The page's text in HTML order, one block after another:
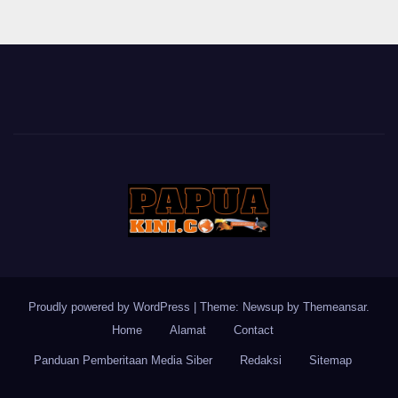
Proudly powered by WordPress Theme: Newsup by Themeansar.
Home
Alamat Contact
Panduan Pemberitaan Media Siber Redaksi Sitemap